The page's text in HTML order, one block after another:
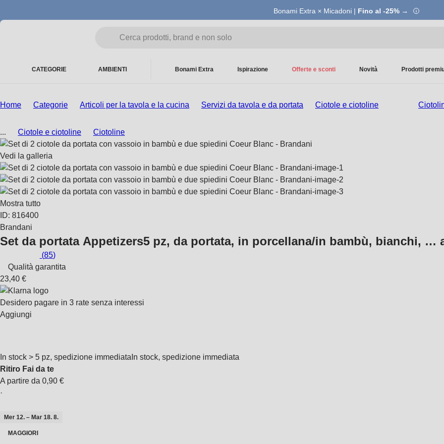
Bonami Extra × Micadoni | Fino al -25% →
CATEGORIE AMBIENTI Bonami Extra Ispirazione Offerte e sconti Novità Prodotti
Home Categorie Articoli per la tavola e la cucina Servizi da tavola e da portata Ciotole e ciotoline
... Ciotole e ciotoline Ciotoline
Vedi la galleria
Mostra tutto
ID: 816400
Brandani
Set da portata Appetizers5 pz, da portata, in porcellana/in bambù, bianchi, …
(85)
Qualità garantita
23,40 €
Desidero pagare in 3 rate senza interessi
Aggiungi
In stock > 5 pz, spedizione immediata In stock, spedizione immediata
Ritiro Fai da te
A partire da 0,90 €
·
Mer 12. – Mar 18. 8.
MAGGIORI